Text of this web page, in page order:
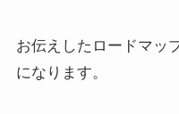
お伝えしたロードマッ
になります。